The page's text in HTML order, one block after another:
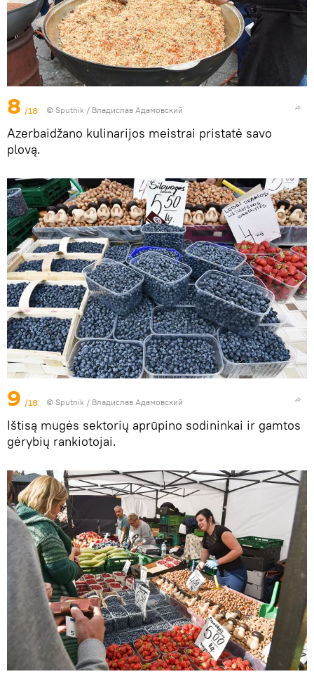
8 /18 © Sputnik / Владислав Адамовский
Azerbaidžano kulinarijos meistrai pristatė savo
plovą.
9 /18 © Sputnik / Владислав Адамовский
Ištisą mugės sektorių aprūpino sodininkai ir gamtos
gėrybių rankiotojai.